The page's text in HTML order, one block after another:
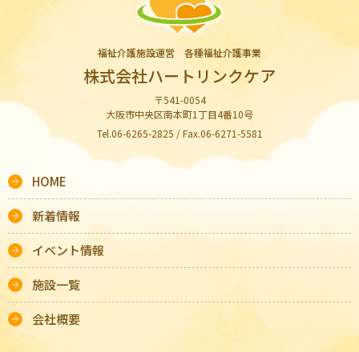
福祉介護施設運営 各種福祉介護事業
株式会社ハートリンクケア
〒541-0054
大阪市中央区南本町1丁目4番10号
Tel.06-6265-2825 / Fax.06-6271-5581
HOME
新着情報
イベント情報
施設一覧
会社概要